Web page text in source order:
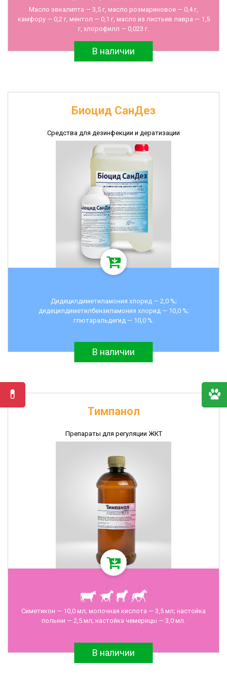
Масло эвкалипта — 3,5 г, масло розмариновое — 0,4 г,
камфору — 0,2 г, ментол — 0,1 г, масло из листьев лавра — 1,5
г, хлорофилл — 0,023 г.
В наличии
Биоцид СанДез
Средства для дезинфекции и дератизации
Дидецилдиметиламония хлорид — 2,0 %;
дидецилдиметилбензиламония хлорид — 10,0 %;
глютаральдегид — 10,0 %.
В наличии
Тимпанол
Препараты для регуляции ЖКТ
Симетикон — 10,0 мл; молочная кислота — 3,5 мл; настойка
полыни — 2,5 мл; настойка чемерицы — 3,0 мл.
В наличии